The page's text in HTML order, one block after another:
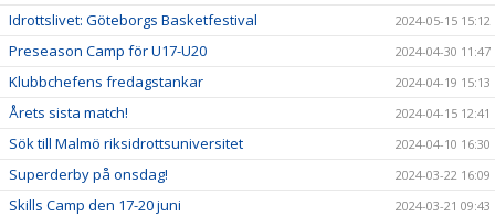
Idrottslivet: Göteborgs Basketfestival 2024-05-15 15:12
Preseason Camp för U17-U20 2024-04-30 11:47
Klubbchefens fredagstankar 2024-04-19 15:13
Årets sista match! 2024-04-15 12:41
Sök till Malmö riksidrottsuniversitet 2024-04-10 16:30
Superderby på onsdag! 2024-03-22 16:09
Skills Camp den 17-20 juni 2024-03-21 09:43